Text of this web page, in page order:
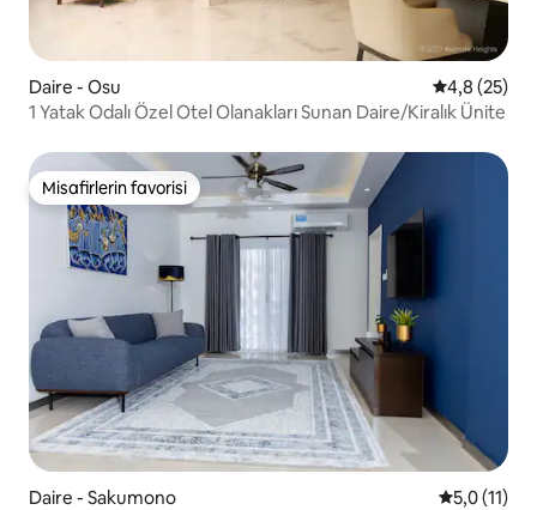
Daire - Osu 5 üzerinden
4,8 (25)
1 Yatak Odalı Özel Otel Olanakları Sunan Daire/Kiralık Ünite
Misafirlerin favorisi
Misafirlerin favorisi
Daire - Sakumono 55,0 (11)